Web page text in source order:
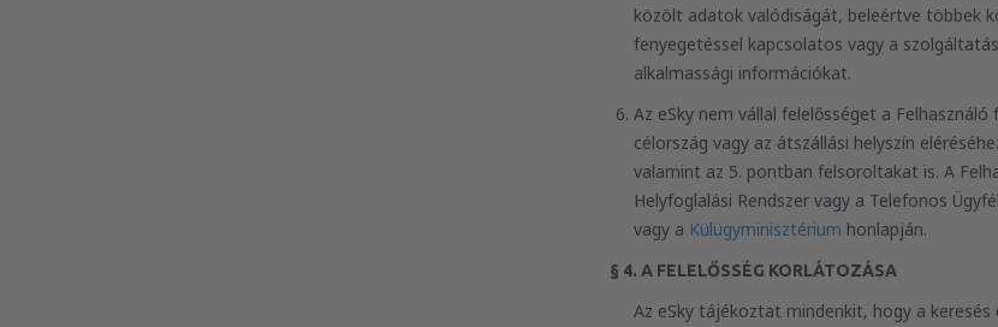
közölt adatok valódiságát, beleértve többek
fenyegetéssel kapcsolatos vagy a
alkalmassági információkat.
Az eSky nem vállal felelősséget a
célország vagy az átszállási helyszín
valamint az 5. pontban felsoroltakat is. A
Helyfoglalási Rendszer vagy a Telefonos
vagy a Külügyminisztérium honlapján.
§ 4. A FELELŐSSÉG KORLÁTOZÁSA
Az eSky tájékoztat mindenkit, hogy a